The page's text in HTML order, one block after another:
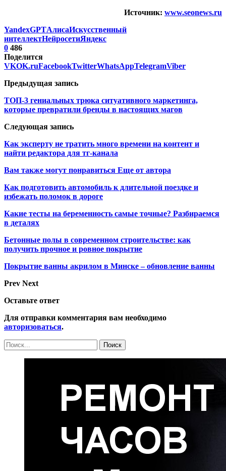
Источник: www.seonews.ru
YandexGPTАлисаИскусственный
интеллектНейросетиЯндекс
0 486
Поделится
VKOK.ruFacebookTwitterWhatsAppTelegramViber
Предыдущая запись
ТОП-3 гениальных трюка ситуативного маркетинга,
которые превратили бренды в настоящих магов
Следующая запись
Как эксперту не тратить много времени на контент и
найти редактора для тг-канала
Вам также могут понравиться Еще от автора
Как подготовить автомобиль к длительной поездке и
избежать поломок в дороге
Какие тесты на беременность самые точные? Разбираемся
в деталях
Бетонные полы в современном строительстве: как
получить прочное и ровное покрытие
Покрытие ванны акрилом в Минске – обновление ванны
Prev Next
Оставьте ответ
Для отправки комментария вам необходимо
авторизоваться.